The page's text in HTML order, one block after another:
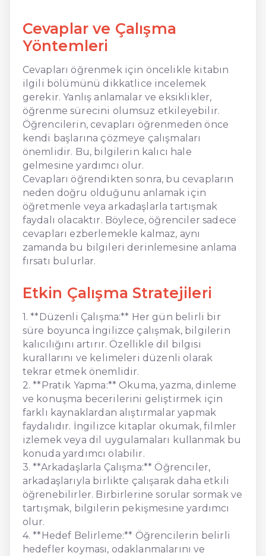
Cevaplar ve Çalışma
Yöntemleri
Cevapları öğrenmek için öncelikle kitabın
ilgili bölümünü dikkatlice incelemek
gerekir. Yanlış anlamalar ve eksiklikler,
öğrenme sürecini olumsuz etkileyebilir.
Öğrencilerin, cevapları öğrenmeden önce
kendi başlarına çözmeye çalışmaları
önemlidir. Bu, bilgilerin kalıcı hale
gelmesine yardımcı olur.
Cevapları öğrendikten sonra, bu cevapların
neden doğru olduğunu anlamak için
öğretmenle veya arkadaşlarla tartışmak
faydalı olacaktır. Böylece, öğrenciler sadece
cevapları ezberlemekle kalmaz, aynı
zamanda bu bilgileri derinlemesine anlama
fırsatı bulurlar.
Etkin Çalışma Stratejileri
1. **Düzenli Çalışma:** Her gün belirli bir
süre boyunca İngilizce çalışmak, bilgilerin
kalıcılığını artırır. Özellikle dil bilgisi
kurallarını ve kelimeleri düzenli olarak
tekrar etmek önemlidir.
2. **Pratik Yapma:** Okuma, yazma, dinleme
ve konuşma becerilerini geliştirmek için
farklı kaynaklardan alıştırmalar yapmak
faydalıdır. İngilizce kitaplar okumak, filmler
izlemek veya dil uygulamaları kullanmak bu
konuda yardımcı olabilir.
3. **Arkadaşlarla Çalışma:** Öğrenciler,
arkadaşlarıyla birlikte çalışarak daha etkili
öğrenebilirler. Birbirlerine sorular sormak ve
tartışmak, bilgilerin pekişmesine yardımcı
olur.
4. **Hedef Belirleme:** Öğrencilerin belirli
hedefler koyması, odaklanmalarını ve